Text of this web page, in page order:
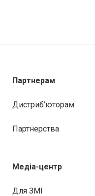
Партнерам
Дистриб’юторам
Партнерства
Медіа-центр
Для ЗМІ